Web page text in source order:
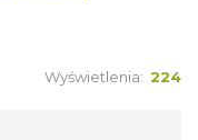
Wyświetlenia: 224